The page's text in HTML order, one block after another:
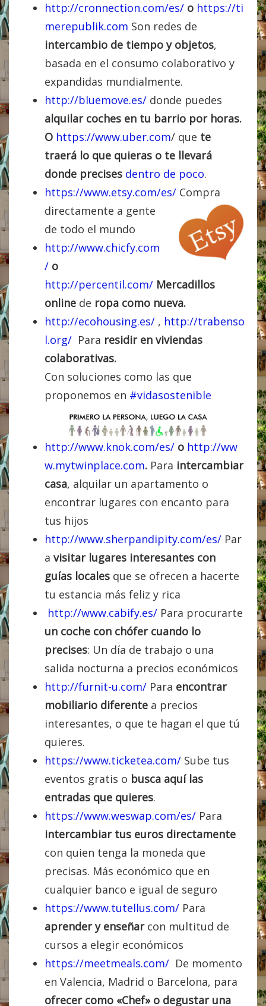
http://cronnection.com/es/ o https://ti
merepublik.com Son redes de
intercambio de tiempo y objetos,
basada en el consumo colaborativo y
expandidas mundialmente.
http://bluemove.es/ donde puedes
alquilar coches en tu barrio por horas.
O https://www.uber.com/ que te
traerá lo que quieras o te llevará
donde precises dentro de poco.
https://www.etsy.com/es/ Compra
directamente a gente
de todo el mundo
http://www.chicfy.com
/ o
http://percentil.com/ Mercadillos
online de ropa como nueva.
http://ecohousing.es/ , http://trabenso
l.org/ Para residir en viviendas
colaborativas.
Con soluciones como las que
proponemos en #vidasostenible
http://www.knok.com/es/ o http://ww
w.mytwinplace.com. Para intercambiar
casa, alquilar un apartamento o
encontrar lugares con encanto para
tus hijos
http://www.sherpandipity.com/es/ Par
a visitar lugares interesantes con
guías locales que se ofrecen a hacerte
tu estancia más feliz y rica
http://www.cabify.es/ Para procurarte
un coche con chófer cuando lo
precises: Un día de trabajo o una
salida nocturna a precios económicos
http://furnit-u.com/ Para encontrar
mobiliario diferente a precios
interesantes, o que te hagan el que tú
quieres.
https://www.ticketea.com/ Sube tus
eventos gratis o busca aquí las
entradas que quieres.
https://www.weswap.com/es/ Para
intercambiar tus euros directamente
con quien tenga la moneda que
precisas. Más económico que en
cualquier banco e igual de seguro
https://www.tutellus.com/ Para
aprender y enseñarcon multitud de
cursos a elegir económicos
https://meetmeals.com/ De momento
en Valencia, Madrid o Barcelona, para
ofrecer como «Chef» o degustar una